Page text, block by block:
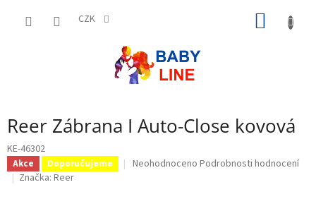
CZK
Reer Zábrana I Auto-Close kovová
KE-46302
Akce Doporučujeme
Průměrné
Neohodnoceno Podrobnosti hodnocení
Značka: Reer